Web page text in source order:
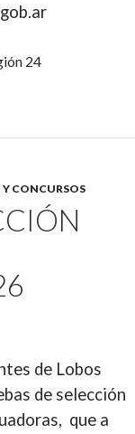
24
Y CONCURSOS
de Lobos
de selección
que a